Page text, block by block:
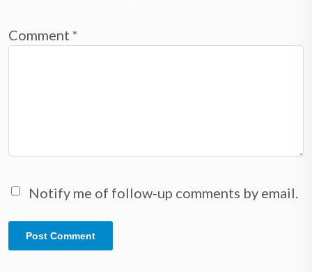
Comment *
Notify me of follow-up comments by email.